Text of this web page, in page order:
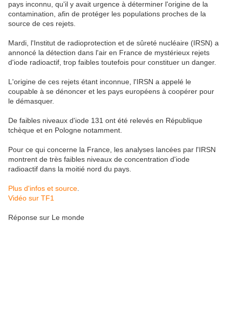
pays inconnu, qu'il y avait urgence à déterminer l'origine de la
contamination, afin de protéger les populations proches de la
source de ces rejets.
Mardi, l'Institut de radioprotection et de sûreté nucléaire (IRSN) a
annoncé la détection dans l'air en France de mystérieux rejets
d'iode radioactif, trop faibles toutefois pour constituer un danger.
L'origine de ces rejets étant inconnue, l'IRSN a appelé le
coupable à se dénoncer et les pays européens à coopérer pour
le démasquer.
De faibles niveaux d'iode 131 ont été relevés en République
tchèque et en Pologne notamment.
Pour ce qui concerne la France, les analyses lancées par l'IRSN
montrent de très faibles niveaux de concentration d'iode
radioactif dans la moitié nord du pays.
Plus d'infos et source
Vidéo sur TF1
Réponse sur Le monde